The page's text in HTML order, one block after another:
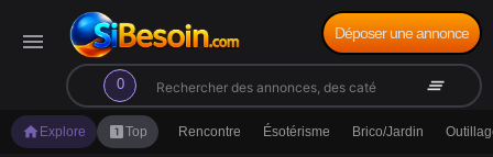
menu
0
search clear_all
Déposer une annonce
home Explore looks_oneTop Rencontre Ésotérisme Brico/Jardin